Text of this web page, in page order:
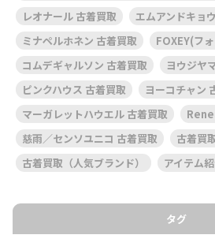
レオナール 古着買取
エムアンドキョ
ミナペルホネン 古着買取
FOXEY(フ
コムデギャルソン 古着買取
ヨウジヤ
ピンクハウス 古着買取
ヨーコチャン
マーガレットハウエル 古着買取
慈雨／センソユニコ 古着買取
古着買
古着買取（人気ブランド）
アイテム
タグ